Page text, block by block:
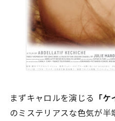
まずキャロルを演じる 「
のミステリアスな色気が半